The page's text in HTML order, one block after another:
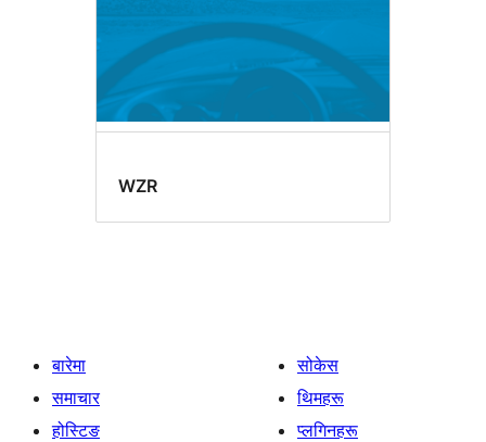
WZR
बारेमा
समाचार
होस्टिङ
सोकेस
थिमहरू
प्लगिनहरू